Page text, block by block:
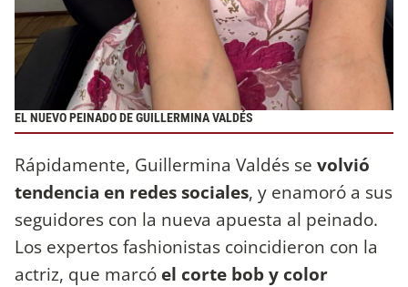
EL NUEVO PEINADO DE GUILLERMINA VALDÉS
Rápidamente, Guillermina Valdés se volvió
tendencia en redes sociales, y enamoró a sus
seguidores con la nueva apuesta al peinado.
Los expertos fashionistas coincidieron con la
actriz, que marcó el corte bob y color